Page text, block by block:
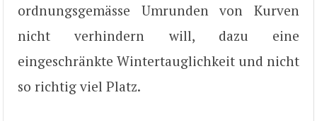
ordnungsgemässe Umrunden von Kurven
nicht verhindern will, dazu eine
eingeschränkte Wintertauglichkeit und nicht
so richtig viel Platz.